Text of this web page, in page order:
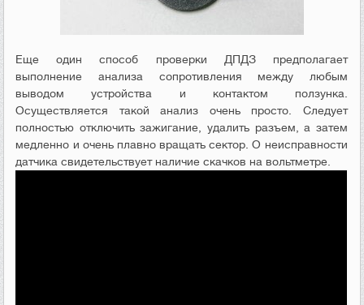
Еще один способ проверки ДПДЗ предполагает
выполнение анализа сопротивления между любым
выводом устройства и контактом ползунка.
Осуществляется такой анализ очень просто. Следует
полностью отключить зажигание, удалить разъем, а затем
медленно и очень плавно вращать сектор. О неисправности
датчика свидетельствует наличие скачков на вольтметре.